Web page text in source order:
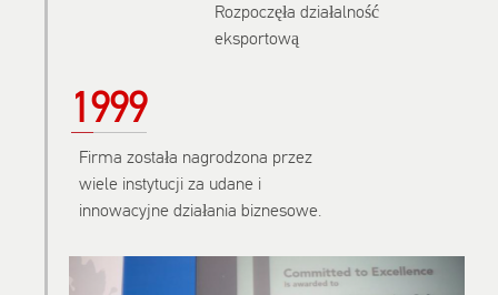
Rozpoczęła działalność
eksportową
1999
Firma została nagrodzona przez
wiele instytucji za udane i
innowacyjne działania biznesowe.